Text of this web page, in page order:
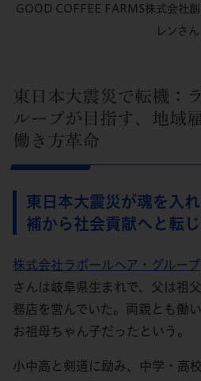
GOOD COFFEE FARMS株式会社
レンさん
東日本大震災で転機：
ループが目指す、地域
働き方革命
東日本大震災が魂を入
補から社会貢献へと転
株式会社ラポールヘア・グループ
さんは岐阜県生まれで、父は祖
務店を営んでいた。両親とも働
お祖母ちゃん子だったという。
小中高と剣道に励み、中学・高